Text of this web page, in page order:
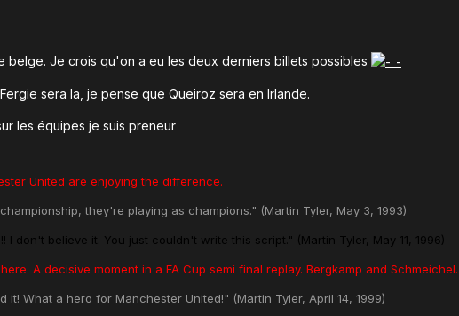
belge. Je crois qu'on a eu les deux derniers billets possibles
sera la, je pense que Queiroz sera en Irlande.
les équipes je suis preneur
United are enjoying the difference.
they're playing as champions." (Martin Tyler, May 3, 1993)
I don't believe it. You just couldn't write this script." (Martin Tyler, May 11, 1996)
A decisive moment in a FA Cup semi final replay. Bergkamp and
it! What a hero for Manchester United!" (Martin Tyler, April 14, 1999)